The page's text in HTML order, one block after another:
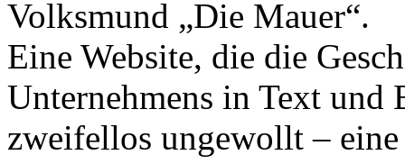
Volksmund „Die Mauer“.
Eine Website, die die
Unternehmens in Text und
zweifellos ungewollt –